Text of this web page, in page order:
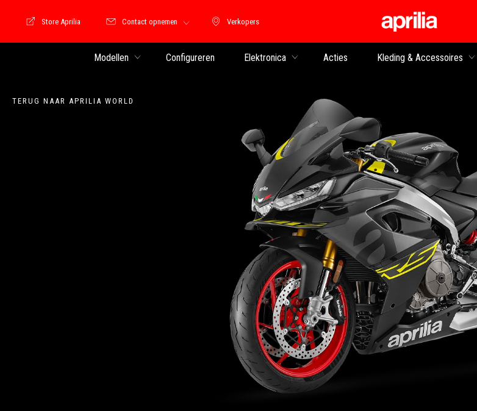
Verkopers
Verkopers
Store Motoguzzi
Store Aprilia Contact opnemen
Modellen Configureren Elektronica Acties Kleding & Accessoires
TERUG NAAR APRILIA WORLD